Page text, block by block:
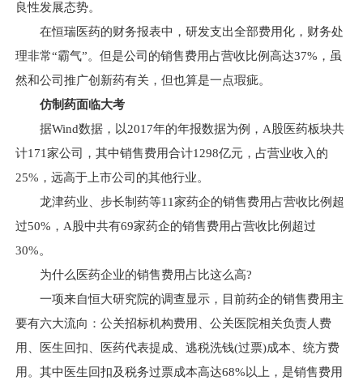
良性发展态势。
在恒瑞医药的财务报表中，研发支出全部费用化，财务处
理非常“霸气”。但是公司的销售费用占营收比例高达37%，虽
然和公司推广创新药有关，但也算是一点瑕疵。
仿制药面临大考
据Wind数据，以2017年的年报数据为例，A股医药板块共
计171家公司，其中销售费用合计1298亿元，占营业收入的
25%，远高于上市公司的其他行业。
龙津药业、步长制药等11家药企的销售费用占营收比例超
过50%，A股中共有69家药企的销售费用占营收比例超过
30%。
为什么医药企业的销售费用占比这么高?
一项来自恒大研究院的调查显示，目前药企的销售费用主
要有六大流向：公关招标机构费用、公关医院相关负责人费
用、医生回扣、医药代表提成、逃税洗钱(过票)成本、统方费
用。其中医生回扣及税务过票成本高达68%以上，是销售费用